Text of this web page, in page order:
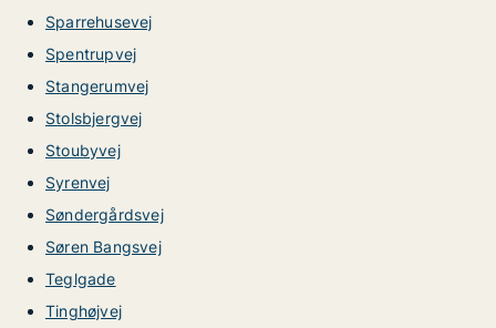
Sparrehusevej
Spentrupvej
Stangerumvej
Stolsbjergvej
Stoubyvej
Syrenvej
Søndergårdsvej
Søren Bangsvej
Teglgade
Tinghøjvej